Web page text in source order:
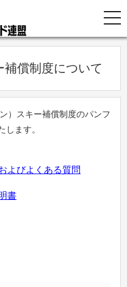
補償制度について
）スキー補償制度のパンフ
します。
よびよくある質問
書